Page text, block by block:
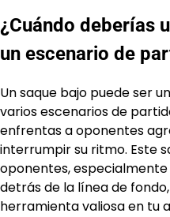
¿Cuándo deberías
un escenario de
Un saque bajo puede ser
varios escenarios de
enfrentas a oponentes
interrumpir su ritmo. Este
oponentes,
detrás de la línea de
herramienta valiosa en tu